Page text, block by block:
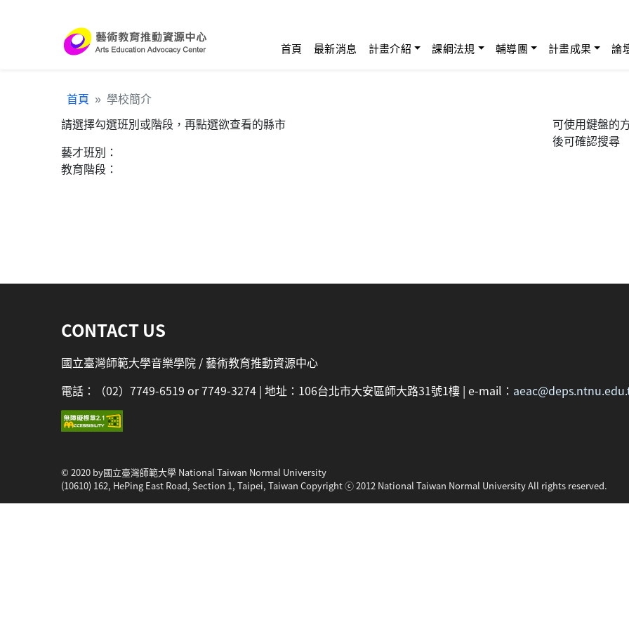
首頁 最新消息 計畫介紹 課綱法規 輔導團 計畫成果 論
首頁 學校簡介
請選擇勾選班別或階段，再點選欲查看的縣市
藝才班別：
教育階段：
可使用鍵盤的
後可確認搜尋
CONTACT US
國立臺灣師範大學音樂學院 / 藝術教育推動資源中心
電話：（02）7749-6519 or 7749-3274 | 地址：106台北市大安區師大路31號1樓 | e-mail：
© 2020 by國立臺灣師範大學 National Taiwan Normal University
(10610) 162, HePing East Road, Section 1, Taipei, Taiwan Copyright ⓒ 2012 National Taiwan Normal University All rights reserved.